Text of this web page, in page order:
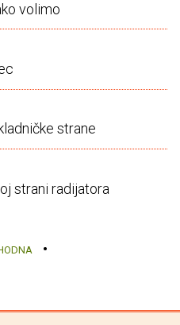
volimo
strane
strani radijatora